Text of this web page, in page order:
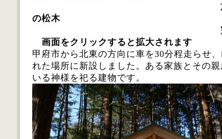
の松木
画面をクリックすると拡大されます
甲府市から北東の方向に車を30分程走らせ
れた場所に新設しました。ある家族とその
いる神様を祀る建物です。